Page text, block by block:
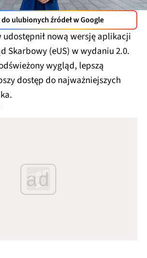
ulubionych źródeł w Google
udostępnił nową wersję aplikacji
Skarbowy (eUS) w wydaniu 2.0.
wygląd, lepszą
dostęp do najważniejszych
ad